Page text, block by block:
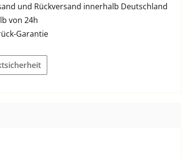
und Rückversand innerhalb Deutschland
von 24h
Garantie